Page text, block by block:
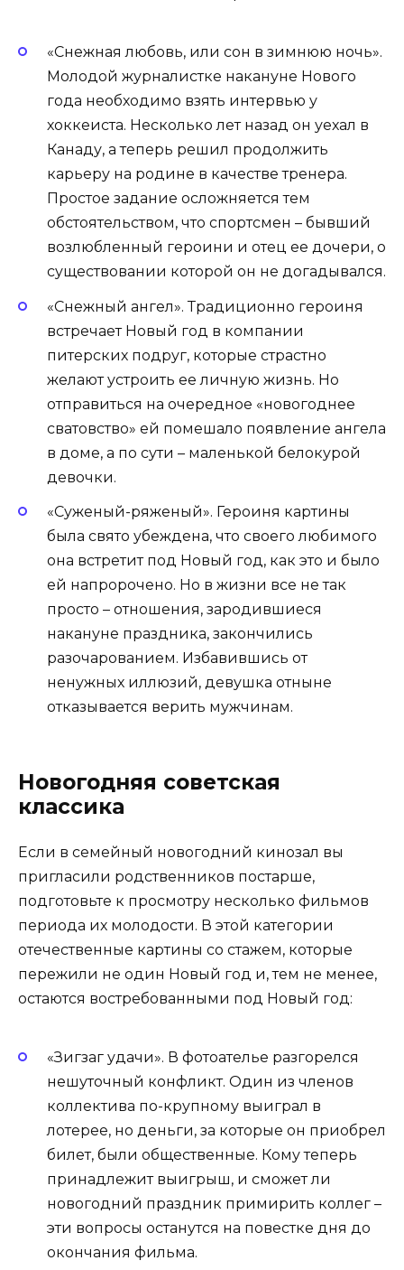
«Снежная любовь, или сон в зимнюю ночь».
Молодой журналистке накануне Нового
года необходимо взять интервью у
хоккеиста. Несколько лет назад он уехал в
Канаду, а теперь решил продолжить
карьеру на родине в качестве тренера.
Простое задание осложняется тем
обстоятельством, что спортсмен – бывший
возлюбленный героини и отец ее дочери, о
существовании которой он не догадывался.
«Снежный ангел». Традиционно героиня
встречает Новый год в компании
питерских подруг, которые страстно
желают устроить ее личную жизнь. Но
отправиться на очередное «новогоднее
сватовство» ей помешало появление ангела
в доме, а по сути – маленькой белокурой
девочки.
«Суженый-ряженый». Героиня картины
была свято убеждена, что своего любимого
она встретит под Новый год, как это и было
ей напророчено. Но в жизни все не так
просто – отношения, зародившиеся
накануне праздника, закончились
разочарованием. Избавившись от
ненужных иллюзий, девушка отныне
отказывается верить мужчинам.
Новогодняя советская
классика
Если в семейный новогодний кинозал вы
пригласили родственников постарше,
подготовьте к просмотру несколько фильмов
периода их молодости. В этой категории
отечественные картины со стажем, которые
пережили не один Новый год и, тем не менее,
остаются востребованными под Новый год:
«Зигзаг удачи». В фотоателье разгорелся
нешуточный конфликт. Один из членов
коллектива по-крупному выиграл в
лотерее, но деньги, за которые он приобрел
билет, были общественные. Кому теперь
принадлежит выигрыш, и сможет ли
новогодний праздник примирить коллег –
эти вопросы останутся на повестке дня до
окончания фильма.